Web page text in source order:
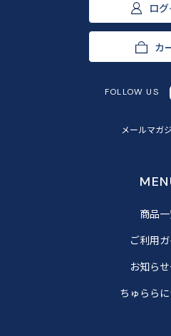
ロ
カ
FOLLOW US
メールマガ
商品
ご利用
お知ら
ちゅらら